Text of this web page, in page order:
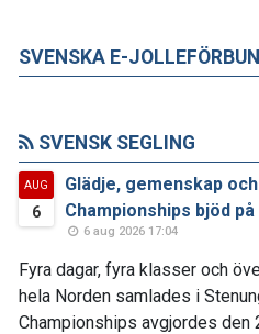
SVENSKA E-
SVENSK SEGLING
AUG
6
Glädje, gemenskap
Championships bjöd
6 aug 2026 17:04
Fyra dagar, fyra klasser och
hela Norden samlades i
Championships avgjordes den